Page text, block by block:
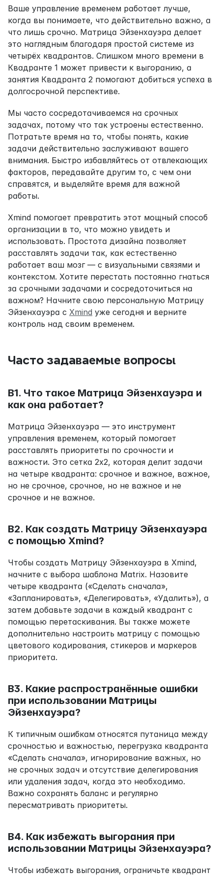
Ваше управление временем работает лучше,
когда вы понимаете, что действительно важно, а
что лишь срочно. Матрица Эйзенхауэра делает
это наглядным благодаря простой системе из
четырёх квадрантов. Слишком много времени в
Квадранте 1 может привести к выгоранию, а
занятия Квадранта 2 помогают добиться успеха в
долгосрочной перспективе.
Мы часто сосредотачиваемся на срочных
задачах, потому что так устроены естественно.
Потратьте время на то, чтобы понять, какие
задачи действительно заслуживают вашего
внимания. Быстро избавляйтесь от отвлекающих
факторов, передавайте другим то, с чем они
справятся, и выделяйте время для важной
работы.
Xmind помогает превратить этот мощный способ
организации в то, что можно увидеть и
использовать. Простота дизайна позволяет
расставлять задачи так, как естественно
работает ваш мозг — с визуальными связями и
контекстом. Хотите перестать постоянно гнаться
за срочными задачами и сосредоточиться на
важном? Начните свою персональную Матрицу
Эйзенхауэра с Xmind уже сегодня и верните
контроль над своим временем.
Часто задаваемые вопросы
В1. Что такое Матрица Эйзенхауэра и
как она работает?
Матрица Эйзенхауэра — это инструмент
управления временем, который помогает
расставлять приоритеты по срочности и
важности. Это сетка 2x2, которая делит задачи
на четыре квадранта: срочное и важное, важное,
но не срочное, срочное, но не важное и не
срочное и не важное.
В2. Как создать Матрицу Эйзенхауэра
с помощью Xmind?
Чтобы создать Матрицу Эйзенхауэра в Xmind,
начните с выбора шаблона Matrix. Назовите
четыре квадранта («Сделать сначала»,
«Запланировать», «Делегировать», «Удалить»), а
затем добавьте задачи в каждый квадрант с
помощью перетаскивания. Вы также можете
дополнительно настроить матрицу с помощью
цветового кодирования, стикеров и маркеров
приоритета.
В3. Какие распространённые ошибки
при использовании Матрицы
Эйзенхауэра?
К типичным ошибкам относятся путаница между
срочностью и важностью, перегрузка квадранта
«Сделать сначала», игнорирование важных, но
не срочных задач и отсутствие делегирования
или удаления задач, когда это необходимо.
Важно сохранять баланс и регулярно
пересматривать приоритеты.
В4. Как избежать выгорания при
использовании Матрицы Эйзенхауэра?
Чтобы избежать выгорания, ограничьте квадрант